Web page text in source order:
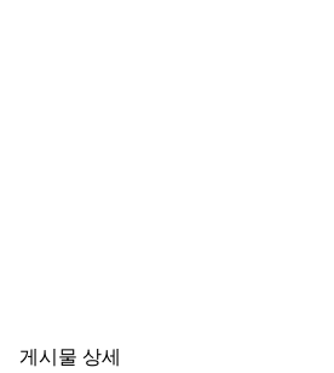
게시물 상세